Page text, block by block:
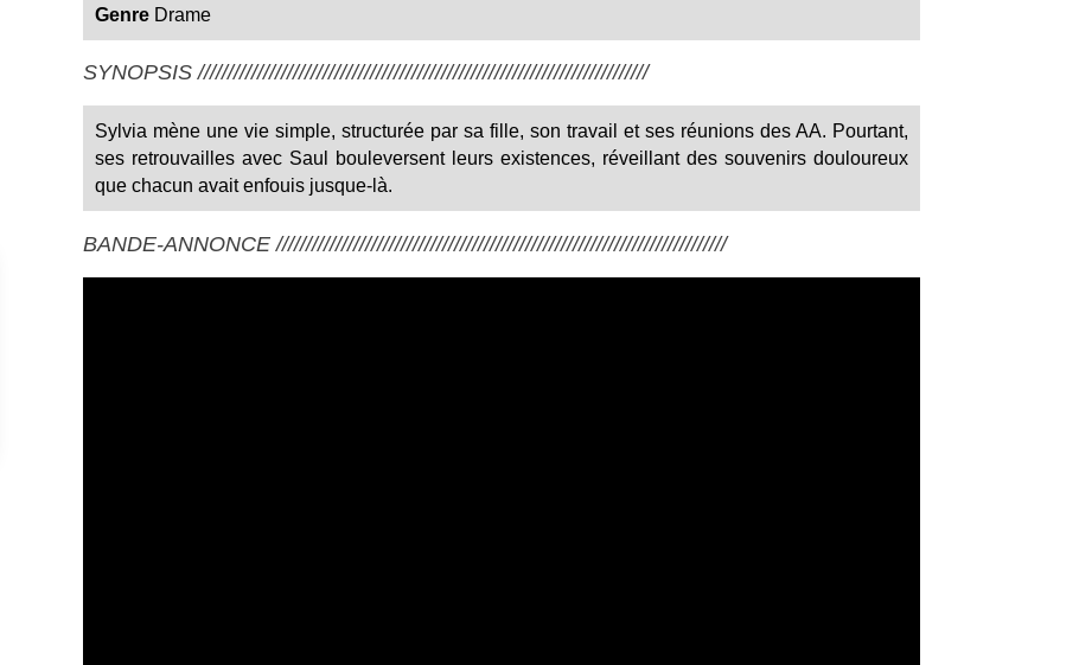
GenreDrame
SYNOPSIS ////////////////////////////////////////////////////////////////////////////
Sylvia mène une vie simple, structurée par sa fille, son travail et ses réunions des AA. Pourtant,
ses retrouvailles avec Saul bouleversent leurs existences, réveillant des souvenirs douloureux
que chacun avait enfouis jusque-là.
BANDE-ANNONCE ////////////////////////////////////////////////////////////////////////////